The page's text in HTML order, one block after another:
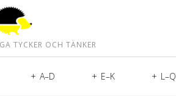
TYCKER OCH TÄNKER
A–D E–K L–Q